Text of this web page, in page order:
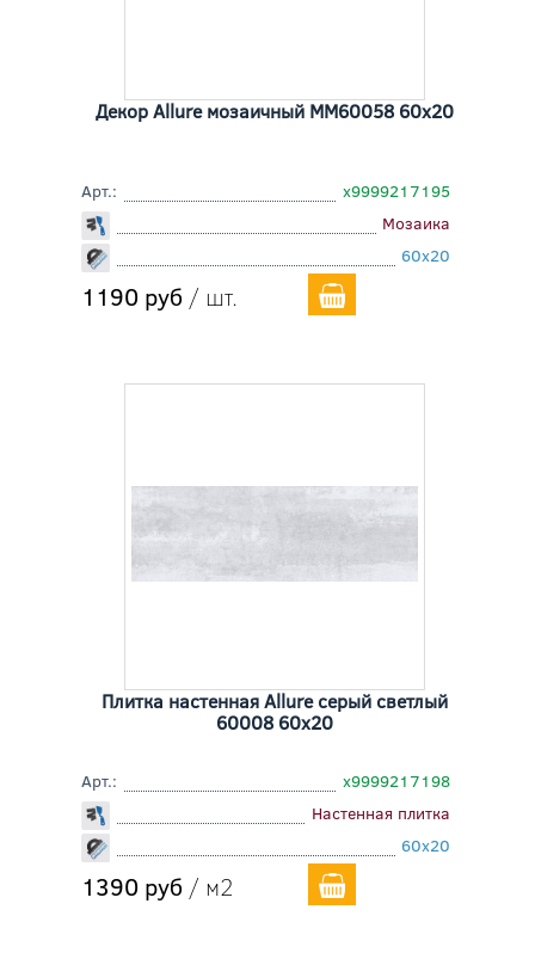
Декор Allure мозаичный MM60058 60x20
Арт.:
х9999217195
Мозаика
60x20
1190 руб / шт.
Плитка настенная Allure серый светлый
60008 60x20
Арт.:
х9999217198
Настенная плитка
60x20
1390 руб / м2